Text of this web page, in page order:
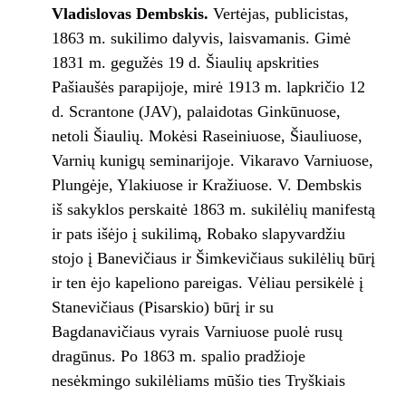
Vladislovas Dembskis. Vertėjas, publicistas,
1863 m. sukilimo dalyvis, laisvamanis. Gimė
1831 m. gegužės 19 d. Šiaulių apskrities
Pašiaušės parapijoje, mirė 1913 m. lapkričio 12
d. Scrantone (JAV), palaidotas Ginkūnuose,
netoli Šiaulių. Mokėsi Raseiniuose, Šiauliuose,
Varnių kunigų seminarijoje. Vikaravo Varniuose,
Plungėje, Ylakiuose ir Kražiuose. V. Dembskis
iš sakyklos perskaitė 1863 m. sukilėlių manifestą
ir pats išėjo į sukilimą, Robako slapyvardžiu
stojo į Banevičiaus ir Šimkevičiaus sukilėlių būrį
ir ten ėjo kapeliono pareigas. Vėliau persikėlė į
Stanevičiaus (Pisarskio) būrį ir su
Bagdanavičiaus vyrais Varniuose puolė rusų
dragūnus. Po 1863 m. spalio pradžioje
nesėkmingo sukilėliams mūšio ties Tryškiais